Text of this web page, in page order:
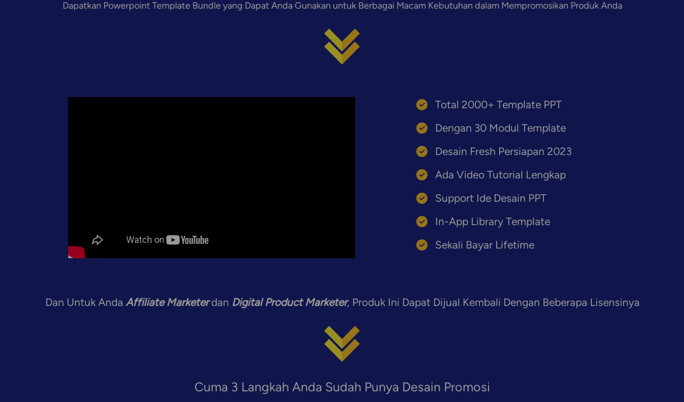
Dapatkan Powerpoint Template Bundle yang Dapat Anda Gunakan untuk Berbagai Macam Kebutuhan dalam Mempromosikan Produk Anda
Total 2000+ Template PPT
Dengan 30 Modul Template
Desain Fresh Persiapan 2023
Ada Video Tutorial Lengkap
Support Ide Desain PPT
In-App Library Template
Sekali Bayar Lifetime
Dan Untuk Anda Affiliate Marketer dan Digital Product Marketer, Produk Ini Dapat Dijual Kembali Dengan Beberapa Lisensinya
Cuma 3 Langkah Anda Sudah Punya Desain Promosi